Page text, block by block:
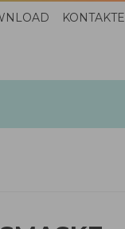
KONTAKTE